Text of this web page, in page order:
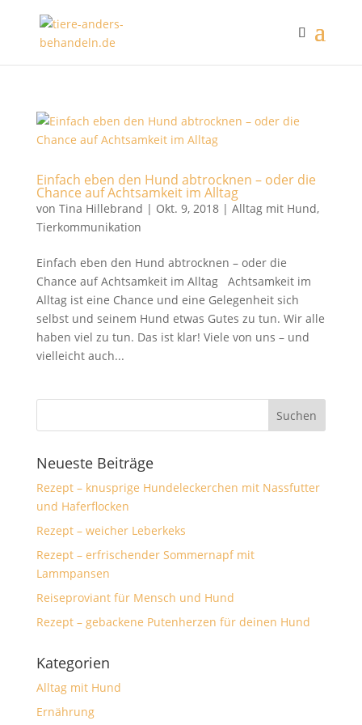
Einfach eben den Hund abtrocknen – oder die
Chance auf Achtsamkeit im Alltag
von Tina Hillebrand | Okt. 9, 2018| Alltag mit Hund,
Tierkommunikation
Einfach eben den Hund abtrocknen – oder die
Chance auf Achtsamkeit im Alltag Achtsamkeit im
Alltag ist eine Chance und eine Gelegenheit sich
selbst und seinem Hund etwas Gutes zu tun. Wir alle
haben viel zu tun. Das ist klar! Viele von uns – und
vielleicht auch...
Neueste Beiträge
Rezept – knusprige Hundeleckerchen mit Nassfutter
und Haferflocken
Rezept – weicher Leberkeks
Rezept – erfrischender Sommernapf mit
Lammpansen
Reiseproviant für Mensch und Hund
Rezept – gebackene Putenherzen für deinen Hund
Kategorien
Alltag mit Hund
Ernährung